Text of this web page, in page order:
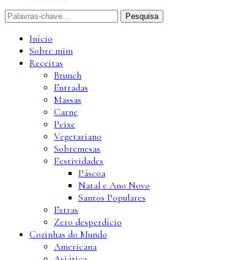
Início
Sobre mim
Receitas
Brunch
Entradas
Massas
Carne
Peixe
Vegetariano
Sobremesas
Festividades
Páscoa
Natal e Ano Novo
Santos Populares
Extras
Zero desperdício
Cozinhas do Mundo
Americana